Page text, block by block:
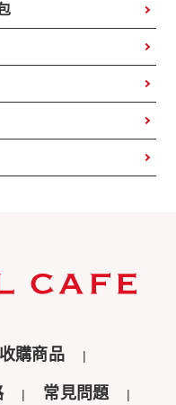
購商品
常見問題